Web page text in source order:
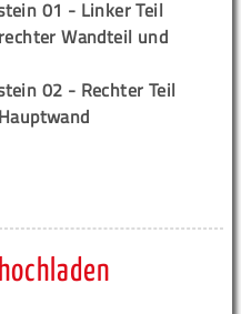
01 - Linker Teil
Wandteil und
02 - Rechter Teil